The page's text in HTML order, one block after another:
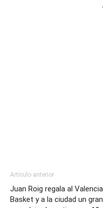
Artículo anterior
Juan Roig regala al Valencia
Basket y a la ciudad un gran